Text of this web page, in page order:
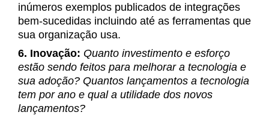
inúmeros exemplos publicados de integrações
bem-sucedidas incluindo até as ferramentas que
sua organização usa.
6. Inovação: Quanto investimento e esforço
estão sendo feitos para melhorar a tecnologia e
sua adoção? Quantos lançamentos a tecnologia
tem por ano e qual a utilidade dos novos
lançamentos?